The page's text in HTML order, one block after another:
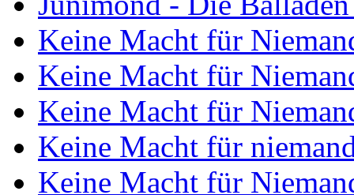
Keine Macht für
Keine Macht für
Keine Macht für
Keine Macht für
Keine Macht für